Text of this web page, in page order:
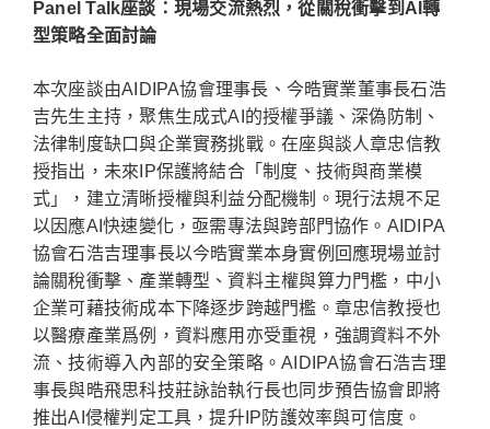
Panel Talk座談：現場交流熱烈，從關稅衝擊到AI轉
型策略全面討論
本次座談由AIDIPA協會理事長、今晧實業董事長石浩
吉先生主持，聚焦生成式AI的授權爭議、深偽防制、
法律制度缺口與企業實務挑戰。在座與談人章忠信教
授指出，未來IP保護將結合「制度、技術與商業模
式」，建立清晰授權與利益分配機制。現行法規不足
以因應AI快速變化，亟需專法與跨部門協作。AIDIPA
協會石浩吉理事長以今晧實業本身實例回應現場並討
論關稅衝擊、產業轉型、資料主權與算力門檻，中小
企業可藉技術成本下降逐步跨越門檻。章忠信教授也
以醫療產業爲例，資料應用亦受重視，強調資料不外
流、技術導入內部的安全策略。AIDIPA協會石浩吉理
事長與晧飛思科技莊詠詒執行長也同步預告協會即將
推出AI侵權判定工具，提升IP防護效率與可信度。